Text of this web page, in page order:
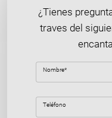
¿Tienes
traves del
Nombre*
Teléfono